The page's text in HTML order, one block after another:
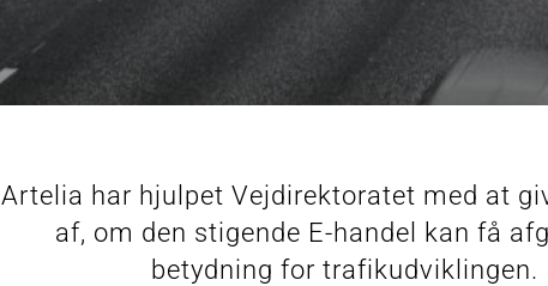
Artelia har hjulpet Vejdirektoratet med at
af, om den stigende E-handel kan få
betydning for trafikudviklingen.